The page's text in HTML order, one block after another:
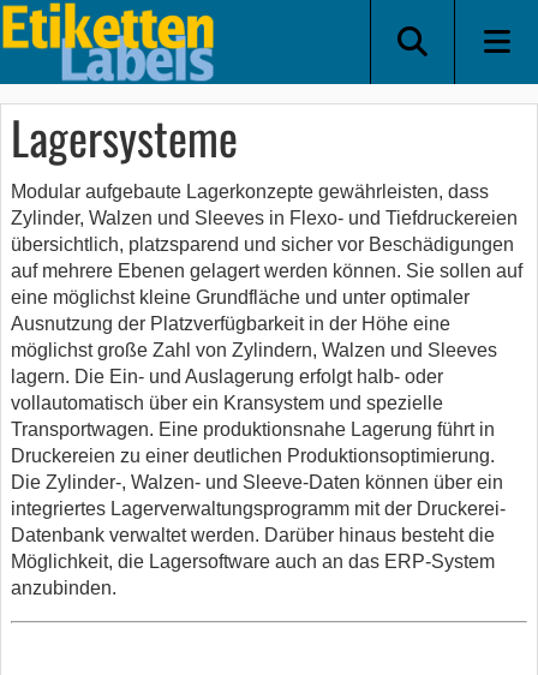
Lagersysteme
Modular aufgebaute Lagerkonzepte gewährleisten, dass
Zylinder, Walzen und Sleeves in Flexo- und Tiefdruckereien
übersichtlich, platzsparend und sicher vor Beschädigungen
auf mehrere Ebenen gelagert werden können. Sie sollen auf
eine möglichst kleine Grundfläche und unter optimaler
Ausnutzung der Platzverfügbarkeit in der Höhe eine
möglichst große Zahl von Zylindern, Walzen und Sleeves
lagern. Die Ein- und Auslagerung erfolgt halb- oder
vollautomatisch über ein Kransystem und spezielle
Transportwagen. Eine produktionsnahe Lagerung führt in
Druckereien zu einer deutlichen Produktionsoptimierung.
Die Zylinder-, Walzen- und Sleeve-Daten können über ein
integriertes Lagerverwaltungsprogramm mit der Druckerei-
Datenbank verwaltet werden. Darüber hinaus besteht die
Möglichkeit, die Lagersoftware auch an das ERP-System
anzubinden.